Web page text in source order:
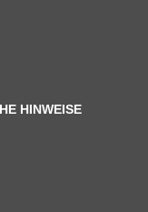
HINWEISE